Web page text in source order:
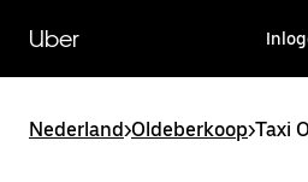
naar
hoofdinhoud
Uber
Nederland>Oldeberkoop>Taxi